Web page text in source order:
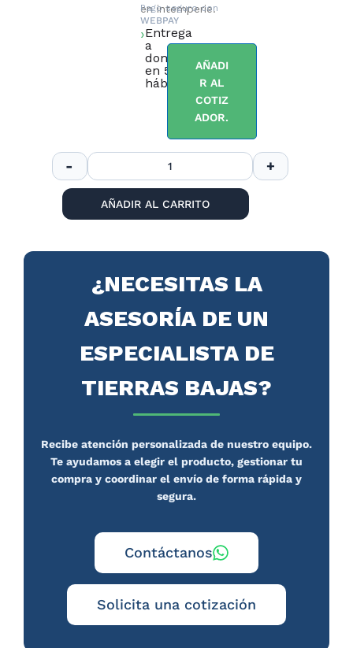
en intemperie.
Pago seguro con
WEBPAY
Entrega
a
domicilio
en 5 días
hábiles.
AÑADI
R AL
COTIZ
ADOR.
AÑADIR AL CARRITO
¿NECESITAS LA
ASESORÍA DE UN
ESPECIALISTA DE
TIERRAS BAJAS?
Recibe atención personalizada de nuestro equipo.
Te ayudamos a elegir el producto, gestionar tu
compra y coordinar el envío de forma rápida y
segura.
Contáctanos
Solicita una cotización